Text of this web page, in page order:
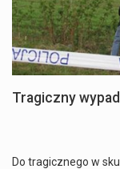
Tragiczny
Do tragicznego w